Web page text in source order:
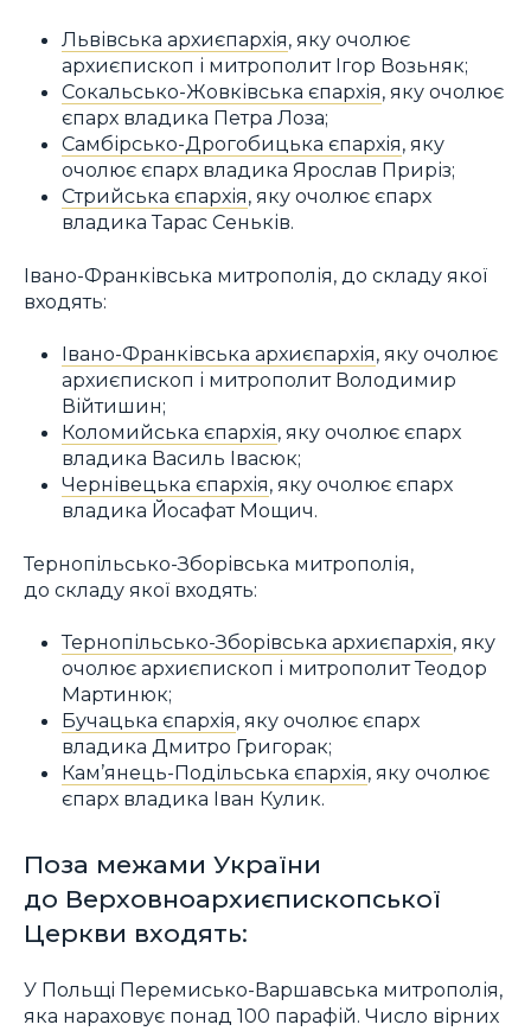
Львівська архиєпархія, яку очолює
архиєпископ і митрополит Ігор Возьняк;
Сокальсько-Жовківська єпархія, яку очолює
єпарх владика Петра Лоза;
Самбірсько-Дрогобицька єпархія, яку
очолює єпарх владика Ярослав Приріз;
Стрийська єпархія, яку очолює єпарх
владика Тарас Сеньків.
Івано-Франківська митрополія, до складу якої
входять:
Івано-Франківська архиєпархія, яку очолює
архиєпископ і митрополит Володимир
Війтишин;
Коломийська єпархія, яку очолює єпарх
владика Василь Івасюк;
Чернівецька єпархія, яку очолює єпарх
владика Йосафат Мощич.
Тернопільсько-Зборівська митрополія,
до складу якої входять:
Тернопільсько-Зборівська архиєпархія, яку
очолює архиєпископ і митрополит Теодор
Мартинюк;
Бучацька єпархія, яку очолює єпарх
владика Дмитро Григорак;
Кам’янець-Подільська єпархія, яку очолює
єпарх владика Іван Кулик.
Поза межами України
до Верховноархиєпископської
Церкви входять:
У Польщі Перемисько-Варшавська митрополія,
яка нараховує понад 100 парафій. Число вірних